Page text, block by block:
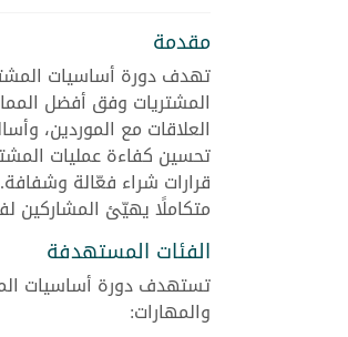
مقدمة
تهدف دورة أساسيات
المشتريات وفق أفضل
العلاقات مع الموردين،
تحسين كفاءة عمليات
قرارات شراء فعّالة
متكاملًا يهيّئ المشاركين
الفئات المستهدفة
تستهدف دورة أساسيات
والمهارات: